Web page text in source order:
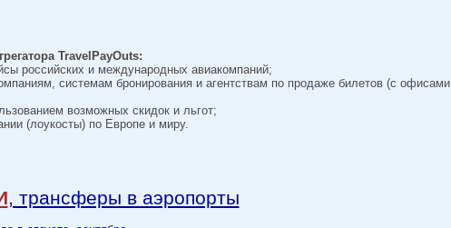
TravelPayOuts:
российских и международных авиакомпаний;
системам бронирования и агентствам по продаже билетов (с офисами
возможных скидок и льгот;
(лоукосты) по Европе и миру.
, трансферы в аэропорты